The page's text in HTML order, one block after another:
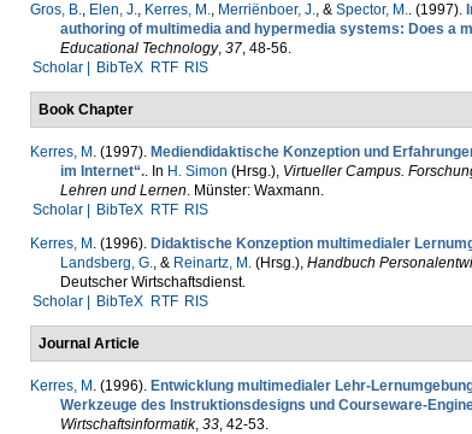
Gros, B., Elen, J., Kerres, M., Merriënboer, J., & Spector, M.. (1997).
authoring of multimedia and hypermedia systems: Does a
Educational Technology, 37, 48-56.
Scholar |
BibTeX RTF RIS
Book Chapter
Kerres, M . (1997). Mediendidaktische Konzeption und
im Internet“.. In H. Simon (Hrsg.), Virtueller Campus.
Lehren und Lernen. Münster: Waxmann.
Scholar |
BibTeX RTF RIS
Kerres, M . (1996). Didaktische Konzeption multimedialer
Landsberg, G., & Reinartz, M.(Hrsg.), Handbuch
Deutscher Wirtschaftsdienst.
Scholar |
BibTeX RTF RIS
Journal Article
Kerres, M . (1996). Entwicklung multimedialer Lehr-
Werkzeuge des Instruktionsdesigns und Courseware-
Wirtschaftsinformatik, 33, 42-53.